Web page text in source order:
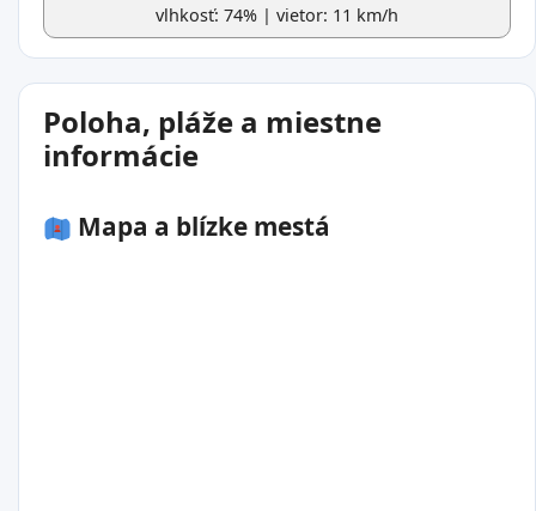
vlhkosť: 74% | vietor: 11 km/h
Poloha, pláže a miestne
informácie
Mapa a blízke mestá